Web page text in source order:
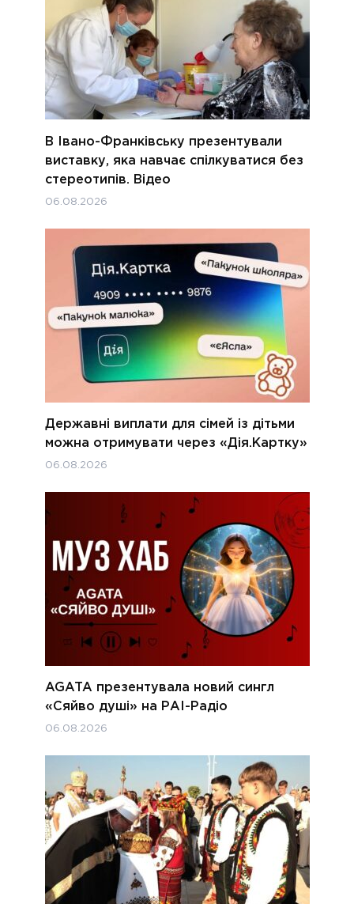
В Івано-Франківську презентували
виставку, яка навчає спілкуватися без
стереотипів. Відео
06.08.2026
Державні виплати для сімей із дітьми
можна отримувати через «Дія.Картку»
06.08.2026
AGATA презентувала новий сингл
«Сяйво душі» на РАІ-Радіо
06.08.2026